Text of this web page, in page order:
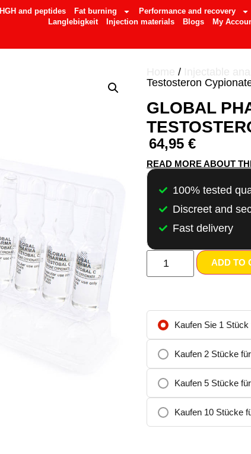
HGH and peptides Fat burning Performance and recovery
Langlebigkeit
Injection materials Blogs My
/
Testosteron
GLOBAL
64,95 €
READ MORE ABOUT
100% tested
Discreet and
Fast delivery
ADD TO
Kaufen Sie 1 Stück
Kaufen 2 Stücke für
Kaufen 5 Stücke für
Kaufen 10 Stücke